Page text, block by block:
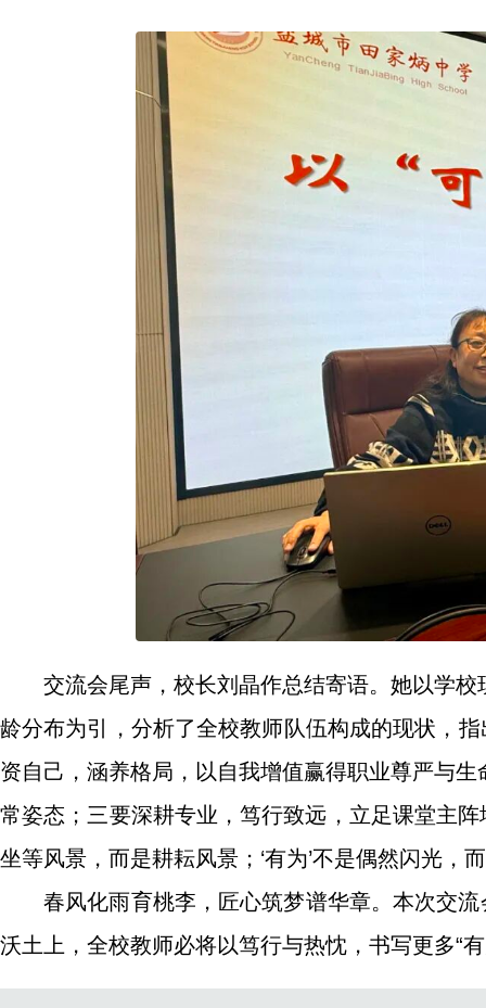
交流会尾声，校长刘晶作总结寄语。她以学
龄分布为引，分析了全校教师队伍构成的现状，
资自己，涵养格局，以自我增值赢得职业尊严与
常姿态；三要深耕专业，笃行致远，立足课堂主
坐等风景，而是耕耘风景；‘有为’不是偶然闪光
春风化雨育桃李，匠心筑梦谱华章。本次交
沃土上，全校教师必将以笃行与热忱，书写更多“